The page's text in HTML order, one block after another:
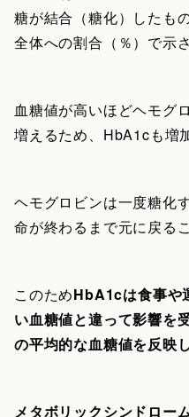
糖が結合（糖化）したも
全体への割合（％）で示
血糖値が高いほどヘモグ
増えるため、HbA1cも増
ヘモグロビンは一度糖化
命が終わるまで元に戻る
このためHbA1cは食事や
い血糖値と違って影響を
の平均的な血糖値を反映
メタボリックシンドロー